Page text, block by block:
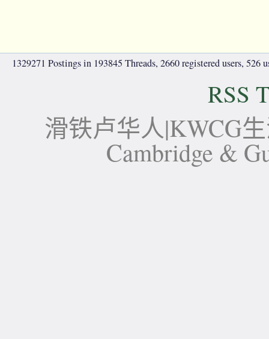
1329271 Postings in 193845 Threads, 2660 registered users, 526
RSS
滑铁卢华人|KWCG
Cambridge &